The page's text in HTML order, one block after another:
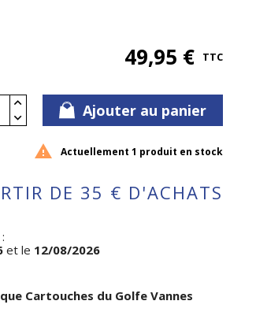
49,95 € TTC
Ajouter au panier
 Actuellement 1 produit en stock
DE 35 € D'ACHATS
:
et le 12/08/2026
Cartouches du Golfe Vannes